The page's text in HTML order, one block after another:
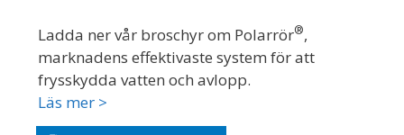
Ladda ner vår broschyr om Polarrör®,
marknadens effektivaste system för att
frysskydda vatten och avlopp.
Läs mer >